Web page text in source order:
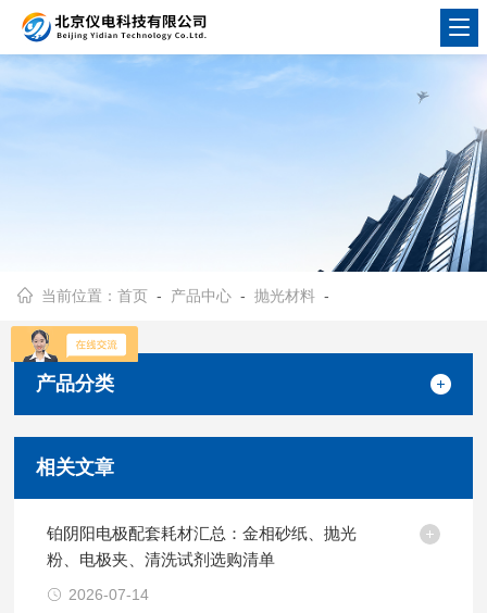
当前位置：首页 - 产品中心 -抛光材料 -
产品分类
相关文章
铂阴阳电极配套耗材汇总：金相砂纸、抛光
粉、电极夹、清洗试剂选购清单
2026-07-14